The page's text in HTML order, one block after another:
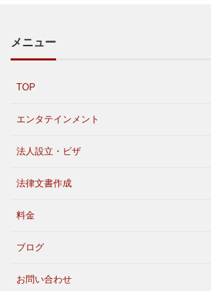
メニュー
TOP
エンタテインメント
法人設立・ビザ
法律文書作成
料金
ブログ
お問い合わせ